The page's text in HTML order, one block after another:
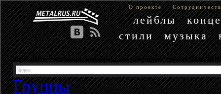
О проекте
лейблы
стили
музыка
ЗЕМЛЯНЕ - альбомы, концерты, дискография. Группа
Группы